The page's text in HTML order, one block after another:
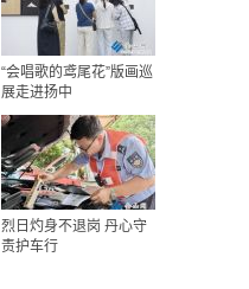
“会唱歌的鸢尾花”版画巡
展走进扬中
烈日灼身不退岗 丹心守
责护车行